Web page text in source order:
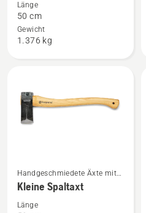
Zimmermannsaxt
anzeigen
Länge
50 cm
Gewicht
1.376 kg
Mehr
Details
Handgeschmiedete Äxte mit
Holzgriff
Kleine Spaltaxt
Länge